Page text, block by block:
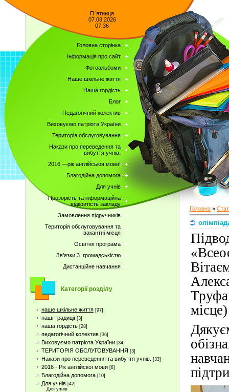
П`ятниця
07.08.2026
07:36
Головна сторінка
Інформація про сайт
Фотоальбоми
Наше шкільне життя
Наша гордість
Блог
Педагогічний колектив
Виховуємо патріота України
Територія обслуговування
Накази про переведення та
вибуття учнів.
2016 —рік англійської мови!
Благодійна допомога
Для учнів
Прозорість та інформаційна
відкритість закладу
Замовлення підручників
Територія обслуговування та
вакантні місця
Освітня програма
Зв’язки 3 ,громадськістю
Дистанційне навчання
Категорії розділу
наше шкільне життя [97]
наші традиції [3]
наша гордість [28]
педагогічний колектив [36]
Виховуємо патріота України [34]
ТЕРИТОРІЯ ОБСЛУГОВУВАННЯ [3]
Накази про переведення та вибуття учнів. [33]
2016 - Рік англійскої мови [8]
Благодійна допомога [10]
Для учнів [42]
Для учнів
Головна »